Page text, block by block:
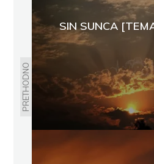
PRETHODNO
SIN SUNCA